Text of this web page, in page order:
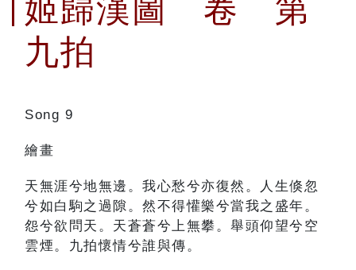
姬歸漢圖 卷 第
九拍
Song 9
繪畫
天無涯兮地無邊。我心愁兮亦復然。人生倏忽
兮如白駒之過隙。然不得懽樂兮當我之盛年。
怨兮欲問天。天蒼蒼兮上無攀。舉頭仰望兮空
雲煙。九拍懷情兮誰與傳。